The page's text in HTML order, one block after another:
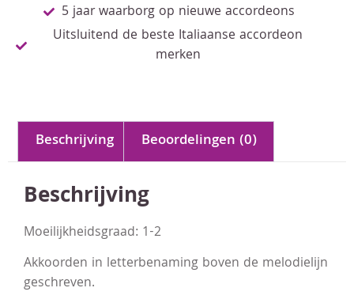
5 jaar waarborg op nieuwe accordeons
Uitsluitend de beste Italiaanse accordeon
merken
Beschrijving Beoordelingen (0)
Beschrijving
Moeilijkheidsgraad: 1-2
Akkoorden in letterbenaming boven de melodielijn
geschreven.